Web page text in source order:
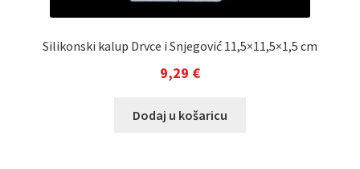
Silikonski kalup Drvce i Snjegović 11,5×11,5×1,5 cm
9,29 €
Dodaj u košaricu